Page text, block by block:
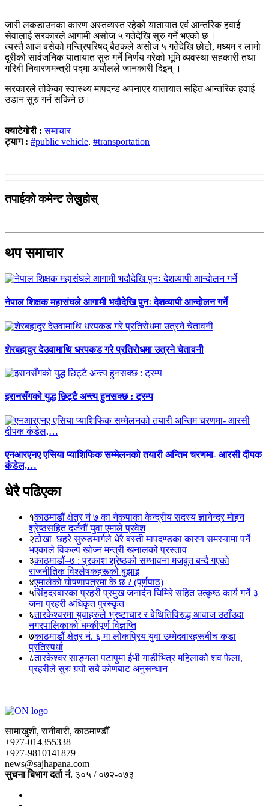
जारी लकडाउनका कारण अस्तव्यस्त रहेको यातायात एवं आन्तरिक हवाई
सेवालाई सरकारले आगामी असोज ५ गतेदेखि सुरु गर्ने भएको छ ।
त्यस्तै आज बसेको मन्त्रिपरिषद् बैठकले असोज ५ गतेदेखि छोटो, मध्यम र लामो
दूरीको सार्वजनिक यातायात सुरु गर्ने निर्णय गरेको भूमि व्यवस्था सहकारी तथा
गरिबी निवारणमन्त्री पद्मा अर्यालले जानकारी दिइन् ।
सरकारले तोकेका स्वास्थ्य मापदन्ड अपनाएर यातायात सहित आन्तरिक हवाई
उडान सुरु गर्न सकिने छ।
क्याटेगोरी :समाचार
ट्याग : #public vehicle, #transportation
तपाईको कमेन्ट लेख्नुहोस्
थप समाचार
नेपाल शिक्षक महासंघले आगामी भदौदेखि पुनः देशव्यापी आन्दोलन गर्ने
शेरबहादुर देउवामाथि धरपकड गरे प्रतिरोधमा उत्रने चेतावनी
इरानसँगको युद्ध छिट्टै अन्त्य हुनसक्छ : ट्रम्प
एनआरएनए एसिया प्याशिफिक सम्मेलनको तयारी अन्तिम चरणमा- आरसी दीपक
कंडेल,…
धेरै पढिएका
१काठमाडौं क्षेत्र नं ७ का नेकपाका केन्द्रीय सदस्य ज्ञानेन्द्र मोहन
श्रेष्ठसहित दर्जनौं युवा एमाले प्रवेश
२टोखा–छहरे सुरुङमार्गले धेरै बस्ती मापदण्डका कारण समस्यामा पर्ने
भएकाले विकल्प खोज्न मन्त्री खनालको प्रस्ताव
३काठमाडौं–७ : प्रकाश श्रेष्ठको सम्भावना मजबुत बन्दै गएको
राजनीतिक विश्लेषकहरूको बुझाइ
४एमालेको घोषणापत्रमा के छ ? (पूर्णपाठ)
५सिंहदरबारका प्रहरी प्रमुख जनार्दन घिमिरे सहित उत्कृष्ठ कार्य गर्ने ३
जना प्रहरी अधिकृत पुरस्कृत
६तारकेश्वरमा युवाहरुले भ्रष्टाचार र बेथितिविरुद्ध आवाज उठाँउदा
नगरपालिकाको धम्कीपूर्ण विज्ञप्ति
७काठमाडौं क्षेत्र नं. ६ मा लोकप्रिय युवा उम्मेदवारहरूबीच कडा
प्रतिस्पर्धा
८तारकेश्वर साङ्गला पटापुमा ईभी गाडीभित्र महिलाको शव फेला,
प्रहरीले सुरु गर्‍यो सबै कोणबाट अनुसन्धान
सामाखुशी, रानीबारी, काठमाण्डौँ
+977-014355338
+977-9810141879
news@sajhapana.com
सुचना बिभाग दर्ता नं. ३०५ / ०७२-०७३